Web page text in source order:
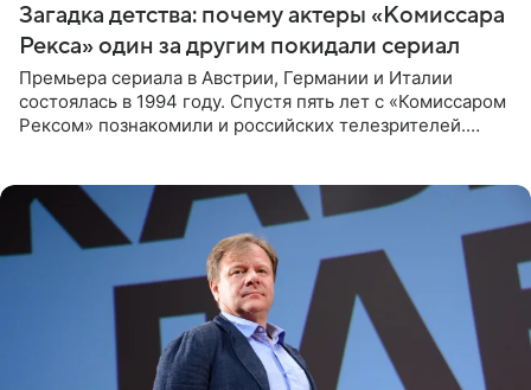
Загадка детства: почему актеры «Комиссара
Рекса» один за другим покидали сериал
Премьера сериала в Австрии, Германии и Италии
состоялась в 1994 году. Спустя пять лет с «Комиссаром
Рексом» познакомили и российских телезрителей.